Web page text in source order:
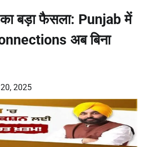
बड़ा फैसला: Punjab में
अब बिना
2025